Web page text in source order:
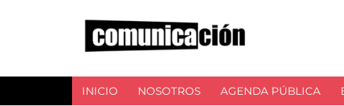
INICIO NOSOTROS AGENDA PÚBLICA